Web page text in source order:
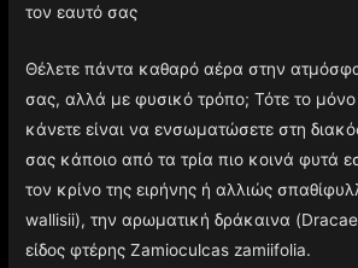
τον εαυτό σας
Θέλετε πάντα καθαρό αέρα στην
σας, αλλά με φυσικό τρόπο; Τότε το μόνο
κάνετε είναι να ενσωματώσετε στη
σας κάποιο από τα τρία πιο κοινά φυτά
τον κρίνο της ειρήνης ή αλλιώς
wallisii), την αρωματική δράκαινα
είδος φτέρης Zamioculcas zamiifolia.